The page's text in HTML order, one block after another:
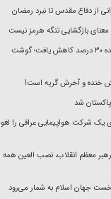
از دفاع مقدس تا نبرد رمضان
معنای بازگشایی تنگه هرمز نیست
قیمت گوسفند زنده ۳۰ درصد کاهش یافت؛ گوشت
خنده و آخرش گریه است!
شد
یک شرکت هواپیمایی عراقی را لغو
معظم انقلاب، نصب العین همه
جهان اسلام به شمار می‌رود